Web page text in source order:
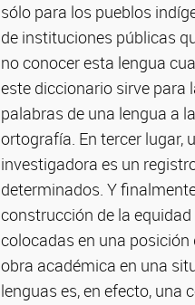
sólo para los pueblos
de instituciones públicas
no conocer esta lengua
este diccionario sirve para
palabras de una lengua a
ortografía. En tercer lugar,
investigadora es un
determinados. Y
construcción de la
colocadas en una
obra académica en una
lenguas es, en efecto, una